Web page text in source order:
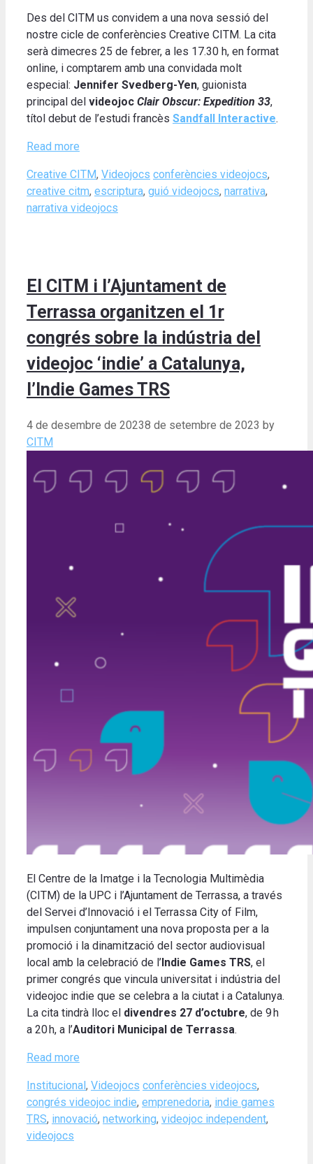
Des del CITM us convidem a una nova sessió del
nostre cicle de conferències Creative CITM. La cita
serà dimecres 25 de febrer, a les 17.30 h, en format
online, i comptarem amb una convidada molt
especial: Jennifer Svedberg-Yen, guionista
principal del videojoc Clair Obscur: Expedition 33,
títol debut de l’estudi francès Sandfall Interactive.
Read more
Categories
Creative CITM, Videojocs Tags
conferències videojocs,
creative citm, escriptura, guió videojocs, narrativa,
narrativa videojocs
El CITM i l’Ajuntament de
Terrassa organitzen el 1r
congrés sobre la indústria del
videojoc ‘indie’ a Catalunya,
l’Indie Games TRS
4 de desembre de 20238 de setembre de 2023 by
CITM
El Centre de la Imatge i la Tecnologia Multimèdia
(CITM) de la UPC i l’Ajuntament de Terrassa, a través
del Servei d’Innovació i el Terrassa City of Film,
impulsen conjuntament una nova proposta per a la
promoció i la dinamització del sector audiovisual
local amb la celebració de l’Indie Games TRS, el
primer congrés que vincula universitat i indústria del
videojoc indie que se celebra a la ciutat i a Catalunya.
La cita tindrà lloc el divendres 27 d’octubre, de 9 h
a 20 h, a l’Auditori Municipal de Terrassa.
Read more
Categories
Institucional, Videojocs Tags
conferències videojocs,
congrés videojoc indie, emprenedoria, indie games
TRS, innovació, networking, videojoc independent,
videojocs